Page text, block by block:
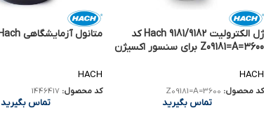
ژل الکترولیت Hach 9181/9182 کد
Z09181=A=3600 برای سنسور اکسیژن
HACH
کد محصول: Z09181=A=3600
تماس بگیرید
متانول آزمایشگاهی Hach کد 1446417
HACH
کد محصول: 1446417
تماس بگیرید